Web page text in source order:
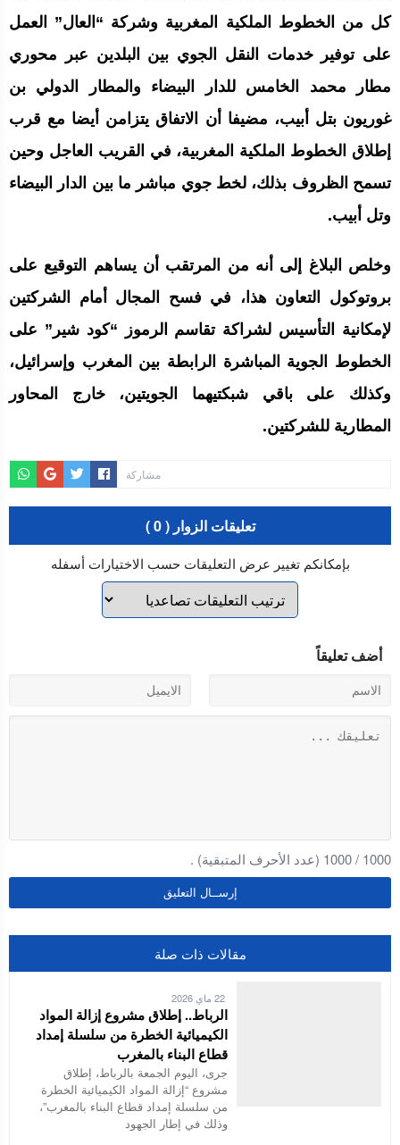
كل من الخطوط الملكية المغربية وشركة “العال” العمل
على توفير خدمات النقل الجوي بين البلدين عبر محوري
مطار محمد الخامس للدار البيضاء والمطار الدولي بن
غوريون بتل أبيب، مضيفا أن الاتفاق يتزامن أيضا مع قرب
إطلاق الخطوط الملكية المغربية، في القريب العاجل وحين
تسمح الظروف بذلك، لخط جوي مباشر ما بين الدار البيضاء
وتل أبيب.
وخلص البلاغ إلى أنه من المرتقب أن يساهم التوقيع على
بروتوكول التعاون هذا، في فسح المجال أمام الشركتين
لإمكانية التأسيس لشراكة تقاسم الرموز “كود شير” على
الخطوط الجوية المباشرة الرابطة بين المغرب وإسرائيل،
وكذلك على باقي شبكتيهما الجويتين، خارج المحاور
المطارية للشركتين.
مشاركة
تعليقات الزوار ( 0 )
بإمكانكم تغيير عرض التعليقات حسب الاختيارات أسفله
أضف تعليقاً
1000
/
1000 (عدد الأحرف المتبقية) .
مقالات ذات صلة
22 ماي 2026
الرباط.. إطلاق مشروع إزالة المواد
الكيميائية الخطرة من سلسلة إمداد
قطاع البناء بالمغرب
جرى، اليوم الجمعة بالرباط، إطلاق
مشروع “إزالة المواد الكيميائية الخطرة
من سلسلة إمداد قطاع البناء بالمغرب”،
وذلك في إطار الجهود